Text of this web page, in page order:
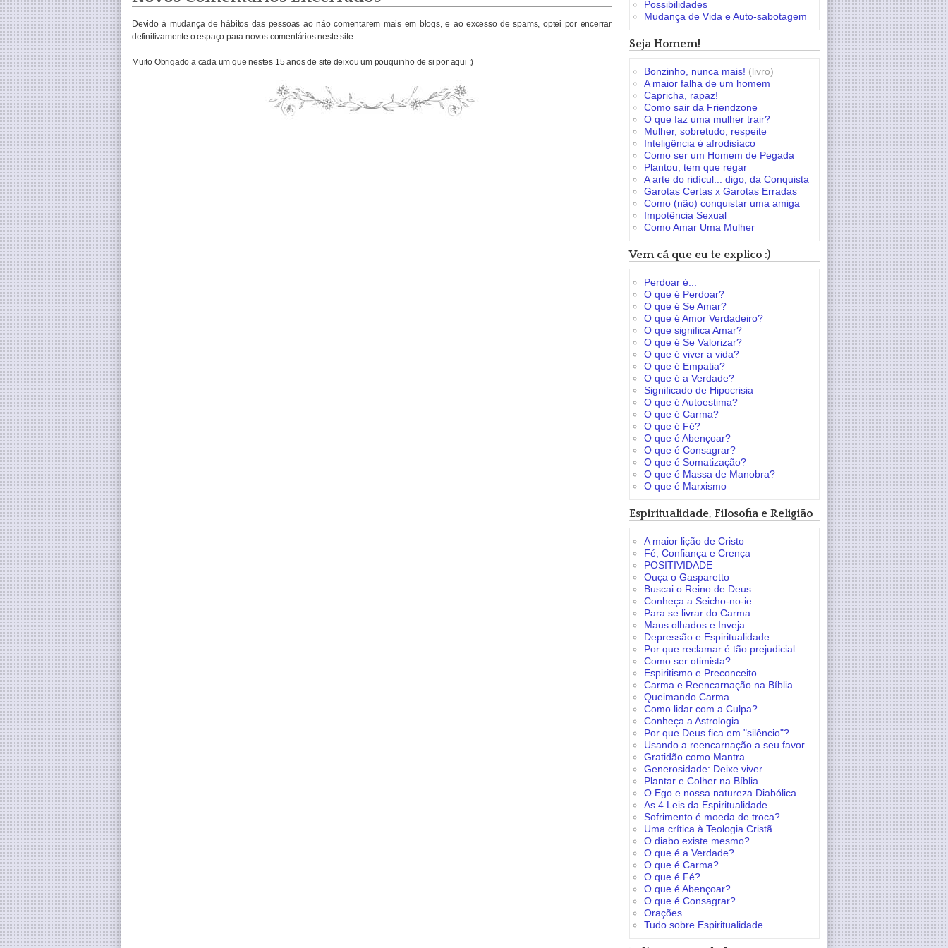
Devido à mudança de hábitos das pessoas ao não comentarem mais em blogs, e ao excesso de spams, optei por encerrar
definitivamente o espaço para novos comentários neste site.
Muito Obrigado a cada um que nestes 15 anos de site deixou um pouquinho de si por aqui ;)
Possibilidades
Mudança de Vida e Auto-sabotagem
Seja Homem!
Bonzinho, nunca mais! (livro)
A maior falha de um homem
Capricha, rapaz!
Como sair da Friendzone
O que faz uma mulher trair?
Mulher, sobretudo, respeite
Inteligência é afrodisíaco
Como ser um Homem de Pegada
Plantou, tem que regar
A arte do ridícul... digo, da Conquista
Garotas Certas x Garotas Erradas
Como (não) conquistar uma amiga
Impotência Sexual
Como Amar Uma Mulher
Vem cá que eu te explico :)
Perdoar é...
O que é Perdoar?
O que é Se Amar?
O que é Amor Verdadeiro?
O que significa Amar?
O que é Se Valorizar?
O que é viver a vida?
O que é Empatia?
O que é a Verdade?
Significado de Hipocrisia
O que é Autoestima?
O que é Carma?
O que é Fé?
O que é Abençoar?
O que é Consagrar?
O que é Somatização?
O que é Massa de Manobra?
O que é Marxismo
Espiritualidade, Filosofia e Religião
A maior lição de Cristo
Fé, Confiança e Crença
POSITIVIDADE
Ouça o Gasparetto
Buscai o Reino de Deus
Conheça a Seicho-no-ie
Para se livrar do Carma
Maus olhados e Inveja
Depressão e Espiritualidade
Por que reclamar é tão prejudicial
Como ser otimista?
Espiritismo e Preconceito
Carma e Reencarnação na Bíblia
Queimando Carma
Como lidar com a Culpa?
Conheça a Astrologia
Por que Deus fica em "silêncio"?
Usando a reencarnação a seu favor
Gratidão como Mantra
Generosidade: Deixe viver
Plantar e Colher na Bíblia
O Ego e nossa natureza Diabólica
As 4 Leis da Espiritualidade
Sofrimento é moeda de troca?
Uma crítica à Teologia Cristã
O diabo existe mesmo?
O que é a Verdade?
O que é Carma?
O que é Fé?
O que é Abençoar?
O que é Consagrar?
Orações
Tudo sobre Espiritualidade